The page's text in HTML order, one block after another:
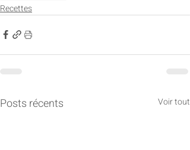
Recettes
Posts récents Voir tout